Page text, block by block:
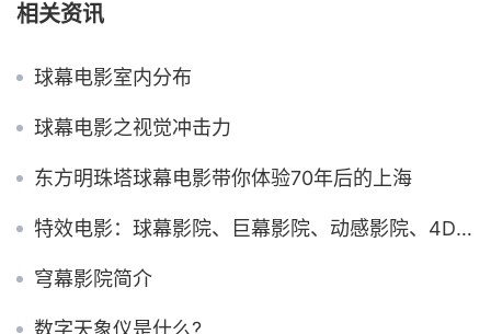
相关资讯
球幕电影室内分布
球幕电影之视觉冲击力
东方明珠塔球幕电影带你体验70年后的上海
特效电影：球幕影院、巨幕影院、动感影院、4D影院
穹幕影院简介
数字天象仪是什么?